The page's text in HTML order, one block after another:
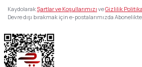
KaydolarakŞartlar ve Koşullarımızı veGizlilik
Devre dışı bırakmak için e-postalarımızda